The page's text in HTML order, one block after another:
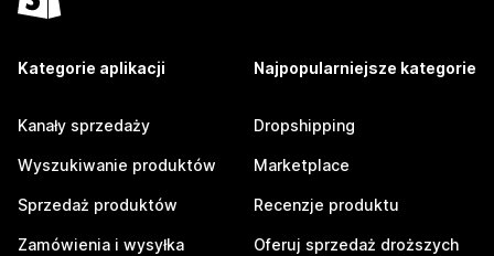
Kategorie aplikacji
Kanały sprzedaży
Wyszukiwanie produktów
Sprzedaż produktów
Zamówienia i wysyłka
Najpopularniejsze kategorie
Dropshipping
Marketplace
Recenzje produktu
Oferuj sprzedaż droższych